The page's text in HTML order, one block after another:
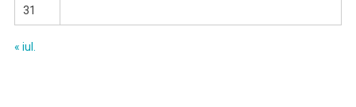
31
« iul.